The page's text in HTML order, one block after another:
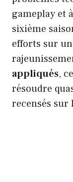
gameplay et
sixième
efforts sur
appliqués,
résoudre
recensés sur